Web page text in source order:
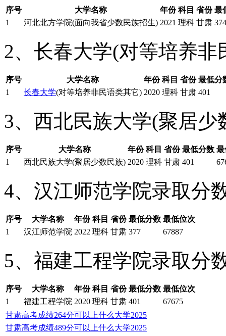
序号 大学名称 年份 科目 省份 最
1
河北北方学院(面向我省少数民族招生) 2021 理科 甘肃 374
2、长春大学(对等培养
序号 大学名称 年份 科目 省份 最低分
1
长春大学(对等培养非民语类其它) 2020 理科 甘肃 401
3、西北民族大学(聚居
序号 大学名称 年份 科目 省份 最低分数 最
1
西北民族大学(聚居少数民族) 2020 理科 甘肃 401
4、汉江师范学院录取分
序号 大学名称 年份 科目 省份 最低分数 最低位次
1
汉江师范学院 2022 理科 甘肃 377 67887
5、福建工程学院录取分
序号 大学名称 年份 科目 省份 最低分数 最低位次
1
福建工程学院 2020 理科 甘肃 401
67675
甘肃高考成绩264分可以上什么大学2025
甘肃高考成绩489分可以上什么大学2025